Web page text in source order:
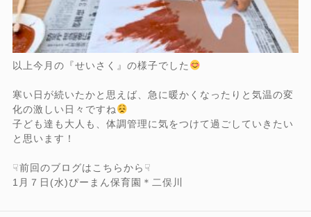
以上今月の『せいさく』の様子でした
寒い日が続いたかと思えば、急に暖かくなったりと気温の変
化の激しい日々ですね
子ども達も大人も、体調管理に気をつけて過ごしていきたい
と思います！
☟前回のブログはこちらから☟
1月７日(水)ぴーまん保育園＊二俣川